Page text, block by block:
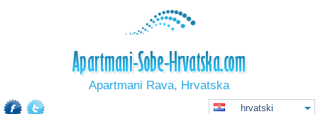
Apartmani Rava, Hrvatska
hrvatski